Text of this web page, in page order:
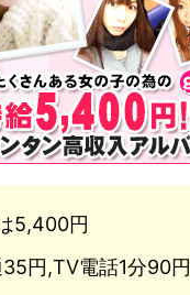
5,400円
35円,TV電話1分90円